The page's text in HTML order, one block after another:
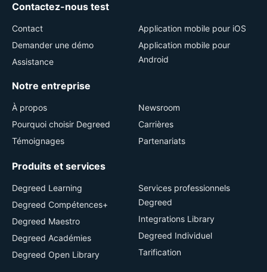
Contactez-nous test
Contact
Demander une démo
Assistance
Application mobile pour iOS
Application mobile pour
Android
Notre entreprise
À propos
Pourquoi choisir Degreed
Témoignages
Newsroom
Carrières
Partenariats
Produits et services
Degreed Learning
Degreed Compétences+
Degreed Maestro
Degreed Académies
Degreed Open Library
Services professionnels
Degreed
Integrations Library
Degreed Individuel
Tarification